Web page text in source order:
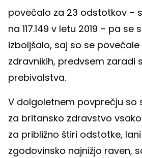
povečalo za 23 odstotkov –
na 117.149 v letu 2019 – pa se
izboljšalo, saj so se
zdravnikih, predvsem zaradi
prebivalstva.
V dolgoletnem povprečju so
za britansko zdravstvo
za približno štiri odstotke,
zgodovinsko najnižjo raven,